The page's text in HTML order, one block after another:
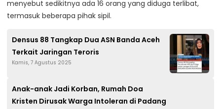
menyebut sedikitnya ada 16 orang yang diduga terlibat,
termasuk beberapa pihak sipil.
Densus 88 Tangkap Dua ASN Banda Aceh
Terkait Jaringan Teroris
Kamis, 7 Agustus 2025
Anak-anak Jadi Korban, Rumah Doa
Kristen Dirusak Warga Intoleran di Padang